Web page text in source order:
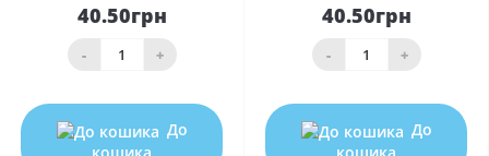
40.50грн
- +
До
40.50грн
- +
До